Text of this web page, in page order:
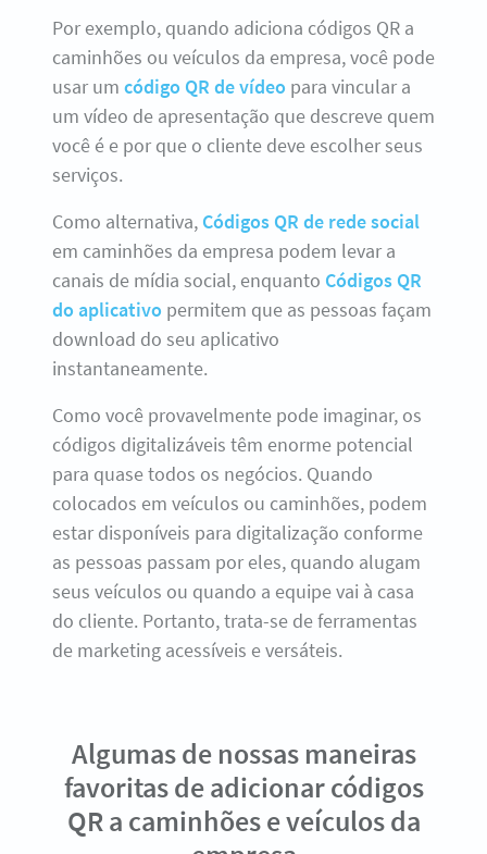
Por exemplo, quando adiciona códigos QR a
caminhões ou veículos da empresa, você pode
usar um código QR de vídeo para vincular a
um vídeo de apresentação que descreve quem
você é e por que o cliente deve escolher seus
serviços.
Como alternativa, Códigos QR de rede social
em caminhões da empresa podem levar a
canais de mídia social, enquanto Códigos QR
do aplicativo permitem que as pessoas façam
download do seu aplicativo
instantaneamente.
Como você provavelmente pode imaginar, os
códigos digitalizáveis ​​têm enorme potencial
para quase todos os negócios. Quando
colocados em veículos ou caminhões, podem
estar disponíveis para digitalização conforme
as pessoas passam por eles, quando alugam
seus veículos ou quando a equipe vai à casa
do cliente. Portanto, trata-se de ferramentas
de marketing acessíveis e versáteis.
Algumas de nossas maneiras
favoritas de adicionar códigos
QR a caminhões e veículos da